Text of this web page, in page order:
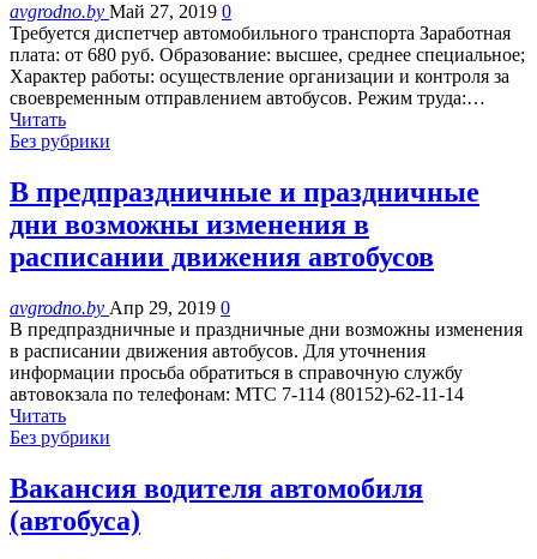
avgrodno.by Май 27, 2019 0
Требуется диспетчер автомобильного транспорта Заработная
плата: от 680 руб. Образование: высшее, среднее специальное;
Характер работы: осуществление организации и контроля за
своевременным отправлением автобусов. Режим труда:…
Читать
Без рубрики
В предпраздничные и праздничные
дни возможны изменения в
расписании движения автобусов
avgrodno.by Апр 29, 2019 0
В предпраздничные и праздничные дни возможны изменения
в расписании движения автобусов. Для уточнения
информации просьба обратиться в справочную службу
автовокзала по телефонам: МТС 7-114 (80152)-62-11-14
Читать
Без рубрики
Вакансия водителя автомобиля
(автобуса)